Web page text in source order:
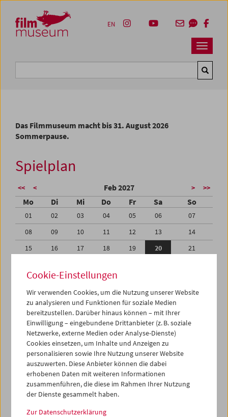
Zum Inhalt
Zum Hauptmenü
Zur Servicenavigation
Zum Suche
Navbar
EN
Das Filmmuseum macht bis 31. August 2026
Sommerpause.
Spielplan
<< < Feb 2027 > >>
Mo Di Mi Do Fr Sa So
01 02 03 04 05 06
07
08
09 10 11 12 13
14
15
16 17 18 19 20
21
01
02 03 04
08
09 10 11 12 13 14
iCalender
Programmheft-PDF
English language or subtitles
< Vorherige Woche
Cookie-Einstellungen
Wir verwenden Cookies, um die Nutzung unserer Website
zu analysieren und Funktionen für soziale Medien
bereitzustellen. Darüber hinaus können – mit Ihrer
Einwilligung – eingebundene Drittanbieter (z. B. soziale
Netzwerke, externe Medien oder Analyse-Dienste)
Cookies einsetzen, um Inhalte und Anzeigen zu
personalisieren sowie Ihre Nutzung unserer Website
auszuwerten. Diese Anbieter können die dabei
erhobenen Daten mit weiteren Informationen
zusammenführen, die diese im Rahmen Ihrer Nutzung
der Dienste gesammelt haben.
Zur Datenschutzerklärung